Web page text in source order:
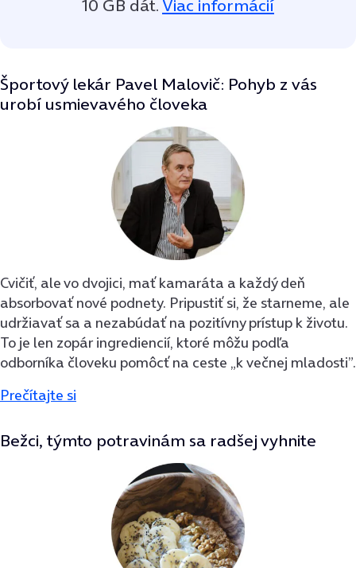
10 GB dát. Viac informácií
Športový lekár Pavel Malovič: Pohyb z vás
urobí usmievavého človeka
Cvičiť, ale vo dvojici, mať kamaráta a každý deň
absorbovať nové podnety. Pripustiť si, že starneme, ale
udržiavať sa a nezabúdať na pozitívny prístup k životu.
To je len zopár ingrediencií, ktoré môžu podľa
odborníka človeku pomôcť na ceste „k večnej mladosti”.
Prečítajte si
Bežci, týmto potravinám sa radšej vyhnite